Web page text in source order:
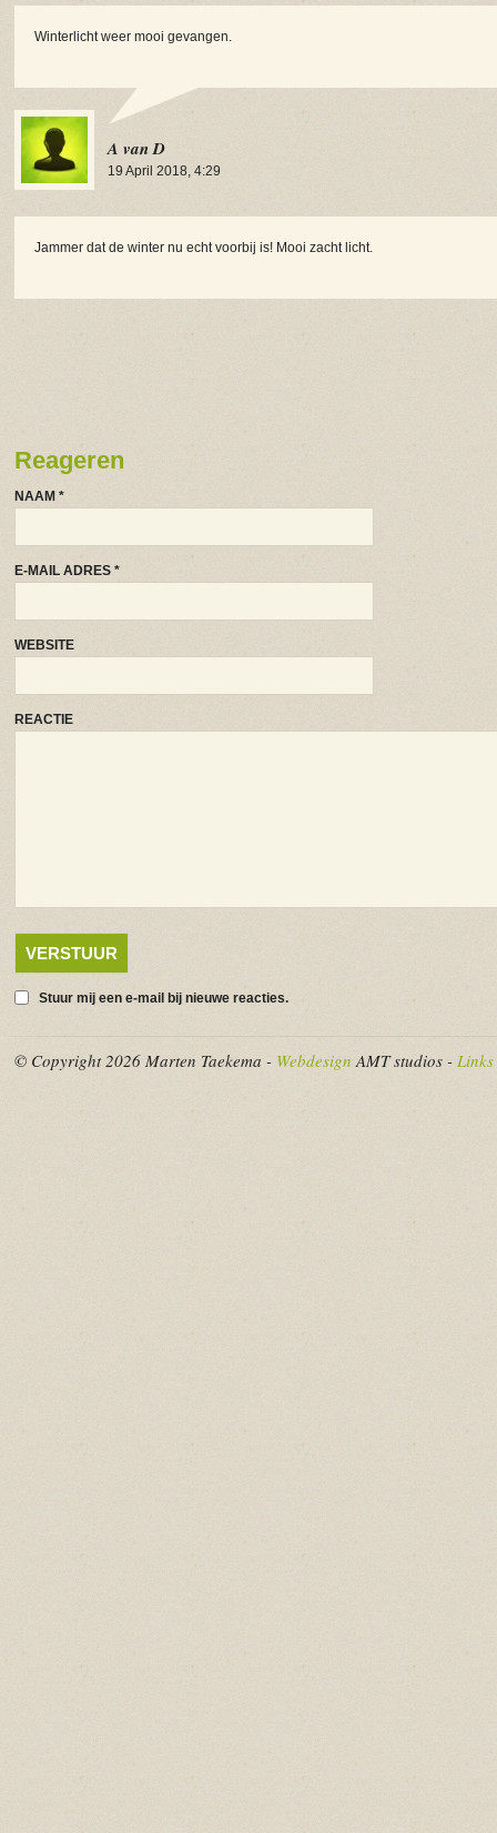
Winterlicht weer mooi gevangen.
A van D
19 April 2018, 4:29
Jammer dat de winter nu echt voorbij is! Mooi zacht licht.
Reageren
NAAM *
E-MAIL ADRES *
WEBSITE
REACTIE
Stuur mij een e-mail bij nieuwe reacties.
© Copyright 2026 Marten Taekema - Webdesign AMT studios - Links